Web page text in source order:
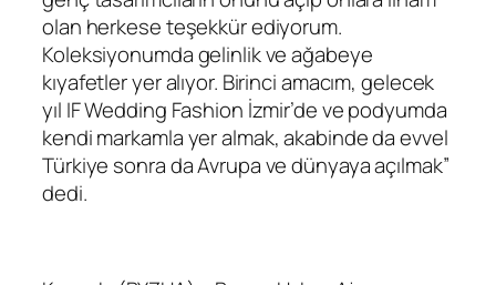
olan herkese teşekkür ediyorum.
Koleksiyonumda gelinlik ve ağabeye
kıyafetler yer alıyor. Birinci amacım, gelecek
yıl IF Wedding Fashion İzmir’de ve podyumda
kendi markamla yer almak, akabinde da evvel
Türkiye sonra da Avrupa ve dünyaya açılmak”
dedi.